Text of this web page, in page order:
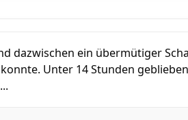
dazwischen ein übermütiger
Unter 14 Stunden